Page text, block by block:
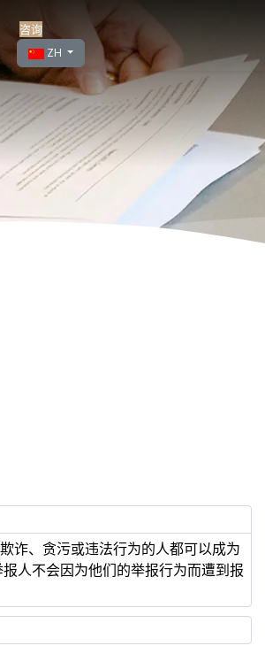
咨询
选择你的语音
ZH
诈、贪污或违法行为的人都可以成为
人不会因为他们的举报行为而遭到报